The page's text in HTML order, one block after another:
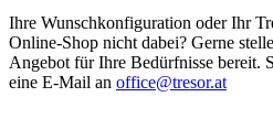
Ihre Wunschkonfiguration oder Ihr
Online-Shop nicht dabei? Gerne
Angebot für Ihre Bedürfnisse bereit.
eine E-Mail an office@tresor.at